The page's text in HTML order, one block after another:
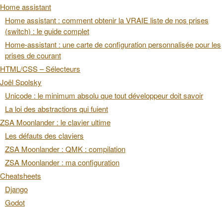
Home assistant
Home assistant : comment obtenir la VRAIE liste de nos prises
(switch) : le guide complet
Home-assistant : une carte de configuration personnalisée pour les
prises de courant
HTML/CSS – Sélecteurs
Joël Spolsky
Unicode : le minimum absolu que tout développeur doit savoir
La loi des abstractions qui fuient
ZSA Moonlander : le clavier ultime
Les défauts des claviers
ZSA Moonlander : QMK : compilation
ZSA Moonlander : ma configuration
Cheatsheets
Django
Godot